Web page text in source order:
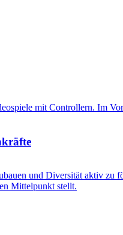
und Diversität aktiv zu
Mittelpunkt stellt.